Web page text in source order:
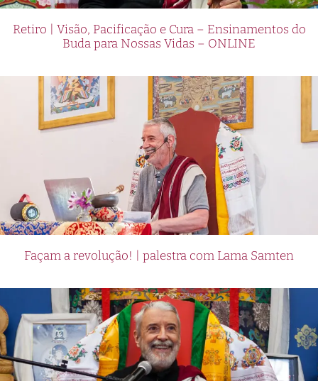
Retiro | Visão, Pacificação e Cura – Ensinamentos do
Buda para Nossas Vidas – ONLINE
Façam a revolução! | palestra com Lama Samten